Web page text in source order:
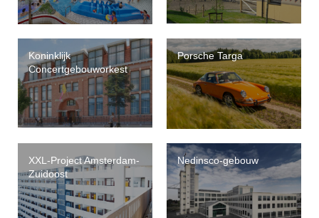
Koninklijk
Concertgebouworkest
Porsche Targa
XXL-Project Amsterdam-
Zuidoost
Nedinsco-gebouw